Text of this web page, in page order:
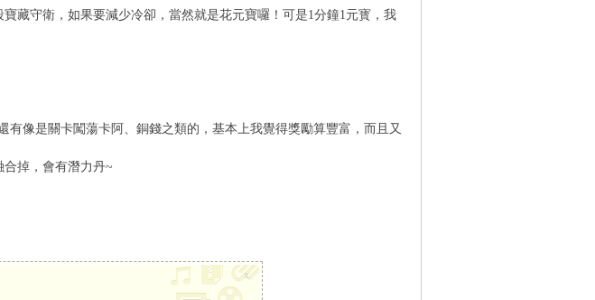
藏守衛，如果要減少冷卻，當然就是花元寶囉！可是1分鐘1元寳，我
有像是關卡闖蕩卡阿、銅錢之類的，基本上我覺得獎勵算豐富，而且又
掉，會有潛力丹~
x